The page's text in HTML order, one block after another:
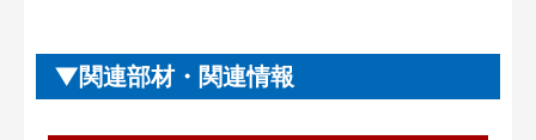
関連部材・関連情報